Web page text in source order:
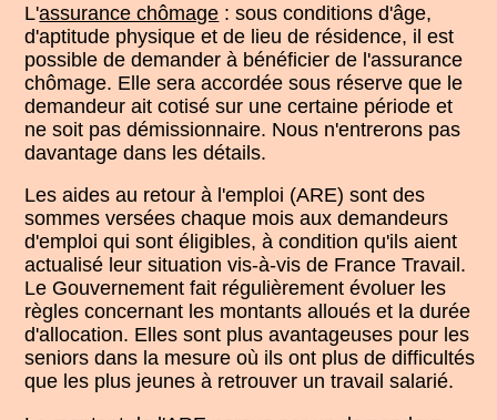
L'assurance chômage : sous conditions d'âge,
d'aptitude physique et de lieu de résidence, il est
possible de demander à bénéficier de l'assurance
chômage. Elle sera accordée sous réserve que le
demandeur ait cotisé sur une certaine période et
ne soit pas démissionnaire. Nous n'entrerons pas
davantage dans les détails.
Les aides au retour à l'emploi (ARE) sont des
sommes versées chaque mois aux demandeurs
d'emploi qui sont éligibles, à condition qu'ils aient
actualisé leur situation vis-à-vis de France Travail.
Le Gouvernement fait régulièrement évoluer les
règles concernant les montants alloués et la durée
d'allocation. Elles sont plus avantageuses pour les
seniors dans la mesure où ils ont plus de difficultés
que les plus jeunes à retrouver un travail salarié.